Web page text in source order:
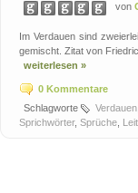
von
Im Verdauen sind
gemischt. Zitat von
weiterlesen »
0 Kommentare
Schlagworte
Verdauen
Sprichwörter, Sprüche